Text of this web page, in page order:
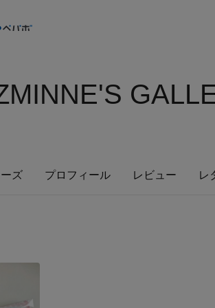
ズ プロフィール レビュー レ